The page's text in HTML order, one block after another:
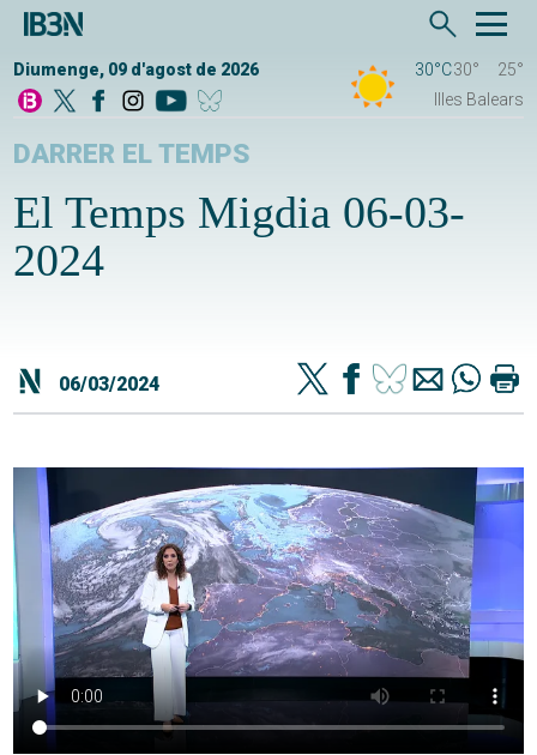
Diumenge, 09 d'agost de 2026 30°C30°
25°
Illes Balears
DARRER EL TEMPS
El Temps Migdia 06-03-
2024
06/03/2024